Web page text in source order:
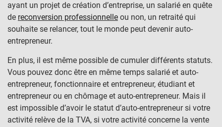
ayant un projet de création d’entreprise, un salarié en quête
de reconversion professionnelle ou non, un retraité qui
souhaite se relancer, tout le monde peut devenir auto-
entrepreneur.
En plus, il est même possible de cumuler différents statuts.
Vous pouvez donc être en même temps salarié et auto-
entrepreneur, fonctionnaire et entrepreneur, étudiant et
entrepreneur ou en chômage et auto-entrepreneur. Mais il
est impossible d’avoir le statut d’auto-entrepreneur si votre
activité relève de la TVA, si votre activité concerne la vente